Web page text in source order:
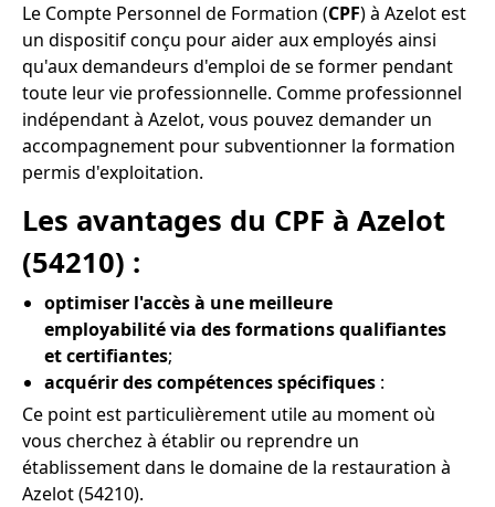
Le Compte Personnel de Formation (CPF) à Azelot est
un dispositif conçu pour aider aux employés ainsi
qu'aux demandeurs d'emploi de se former pendant
toute leur vie professionnelle. Comme professionnel
indépendant à Azelot, vous pouvez demander un
accompagnement pour subventionner la formation
permis d'exploitation.
Les avantages du CPF à Azelot
(54210) :
optimiser l'accès à une meilleure
employabilité via des formations qualifiantes
et certifiantes;
acquérir des compétences spécifiques :
Ce point est particulièrement utile au moment où
vous cherchez à établir ou reprendre un
établissement dans le domaine de la restauration à
Azelot (54210).